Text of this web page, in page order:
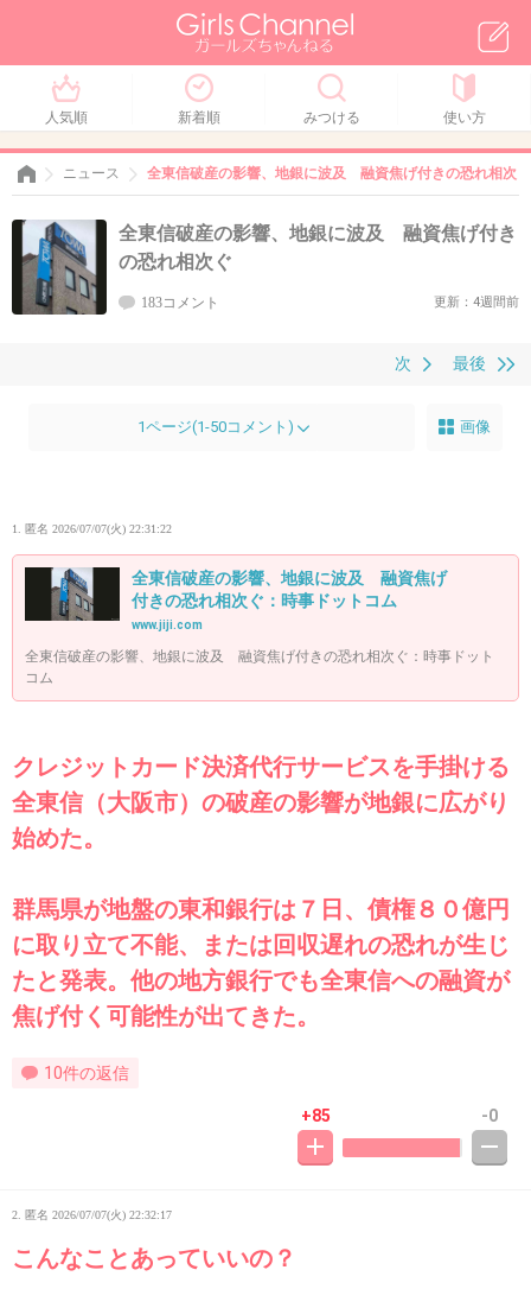
人気順 新着順 みつける 使い方
ニュース 全東信破産の影響、地銀に波及 融資焦げ付きの恐れ相次ぐ
全東信破産の影響、地銀に波及 融資焦げ付き
の恐れ相次ぐ
183コメント 更新：4週間前
最後
次
1ページ(1-50コメント) 画像
1. 匿名 2026/07/07(火) 22:31:22
全東信破産の影響、地銀に波及 融資焦げ
付きの恐れ相次ぐ：時事ドットコム
www.jiji.com
全東信破産の影響、地銀に波及 融資焦げ付きの恐れ相次ぐ：時事ドット
コム
クレジットカード決済代行サービスを手掛ける
全東信（大阪市）の破産の影響が地銀に広がり
始めた。
群馬県が地盤の東和銀行は７日、債権８０億円
に取り立て不能、または回収遅れの恐れが生じ
たと発表。他の地方銀行でも全東信への融資が
焦げ付く可能性が出てきた。
10件の返信
+85 -0
2. 匿名 2026/07/07(火) 22:32:17
こんなことあっていいの？